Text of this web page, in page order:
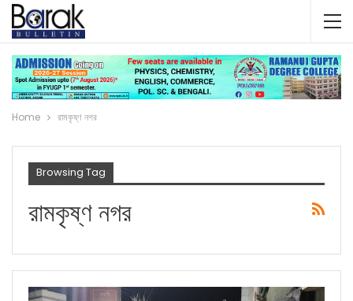
Home রামকৃষ্ণ নগর
Browsing Tag
রামকৃষ্ণ নগর